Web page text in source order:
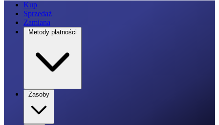
Kup
Sprzedaż
Zamiana
Metody płatności
Zasoby